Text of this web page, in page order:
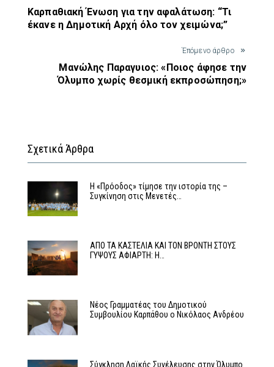
Καρπαθιακή Ένωση για την αφαλάτωση: “Τι
έκανε η Δημοτική Αρχή όλο τον χειμώνα;”
Έπόμενο άρθρο
Μανώλης Παραγυιος: «Ποιος άφησε την
Όλυμπο χωρίς θεσμική εκπροσώπηση;»
Σχετικά Άρθρα
Η «Πρόοδος» τίμησε την ιστορία της –
Συγκίνηση στις Μενετές…
ΑΠΟ ΤΑ ΚΑΣΤΕΛΙΑ ΚΑΙ ΤΟΝ ΒΡΟΝΤΗ ΣΤΟΥΣ
ΓΥΨΟΥΣ ΑΦΙΑΡΤΗ: Η…
Νέος Γραμματέας του Δημοτικού
Συμβουλίου Καρπάθου ο Νικόλαος Ανδρέου
Σύγκληση Λαϊκής Συνέλευσης στην Όλυμπο